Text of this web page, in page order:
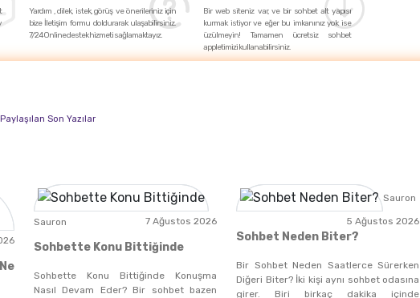
Yardım , dilek, istek, görüş ve önerileriniz için
bize İletişim formu doldurarak ulaşabilirsiniz.
7/24 Online destek hizmeti sağlamaktayız.
Bir web siteniz var, ve bir sohbet alt yapısı
kurmak istiyor ve eğer bu imkanınız yok ise
üzülmeyin! Tamamen ücretsiz sohbet
appletimizi kullanabilirsiniz.
Son Yazılar
Sauron 7 Ağustos 2026
Sohbette Konu Bittiğinde
Sohbette Konu Bittiğinde Konuşma
Nasıl Devam Eder? Bir sohbet bazen
Sauron
5 Ağustos 2026
Sohbet Neden Biter?
Bir Sohbet Neden Saatlerce Sürerken
Diğeri Biter? İki kişi aynı sohbet odasına
girer. Biri birkaç dakika içinde